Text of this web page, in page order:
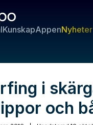
KunskapAppenNyheter
i
och